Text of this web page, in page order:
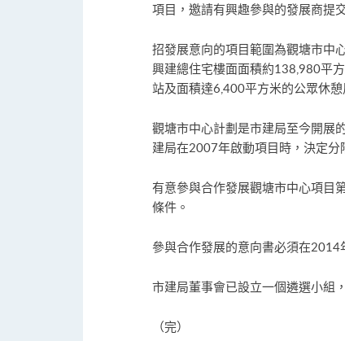
項目，邀請有興趣參與的發展商提
招發展意向的項目範圍為觀塘市中
興建總住宅樓面面積約138,980平
站及面積達6,400平方米的公眾休憩
觀塘市中心計劃是市建局至今開展
建局在2007年啟動項目時，決定分
有意參與合作發展觀塘市中心項目
條件。
參與合作發展的意向書必須在
市建局董事會已設立一個遴選小組
（完）